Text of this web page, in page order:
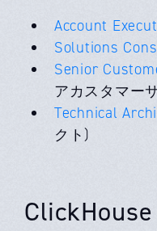
Account
Solutions
Senior
アカスタマー
Technical
クト)
ClickHouse